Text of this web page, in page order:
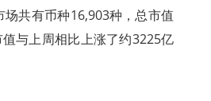
共有币种16,903种，总市值
与上周相比上涨了约3225亿